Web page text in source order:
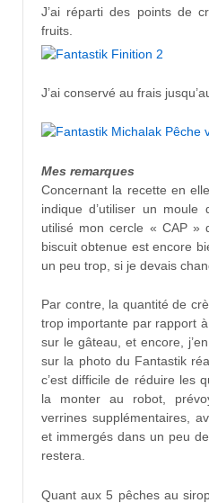
J’ai réparti des points de
fruits.
J’ai conservé au frais
Mes remarques
Concernant la recette en
indique d’utiliser un moule
utilisé mon cercle « CAP »
biscuit obtenue est encore
un peu trop, si je devais
Par contre, la quantité de
trop importante par rapport
sur le gâteau, et encore,
sur la photo du Fantastik
c’est difficile de réduire les
la monter au robot,
verrines supplémentaires,
et immergés dans un peu
restera.
Quant aux 5 pêches au